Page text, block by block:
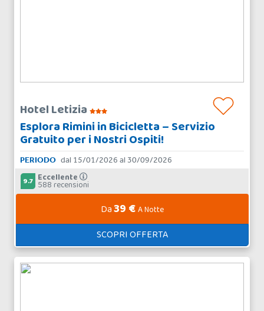
Hotel Letizia
Esplora Rimini in Bicicletta – Servizio
Gratuito per i Nostri Ospiti!
PERIODO dal 15/01/2026 al 30/09/2026
9.7 Eccellente
588 recensioni
Da39 €A Notte
SCOPRI OFFERTA